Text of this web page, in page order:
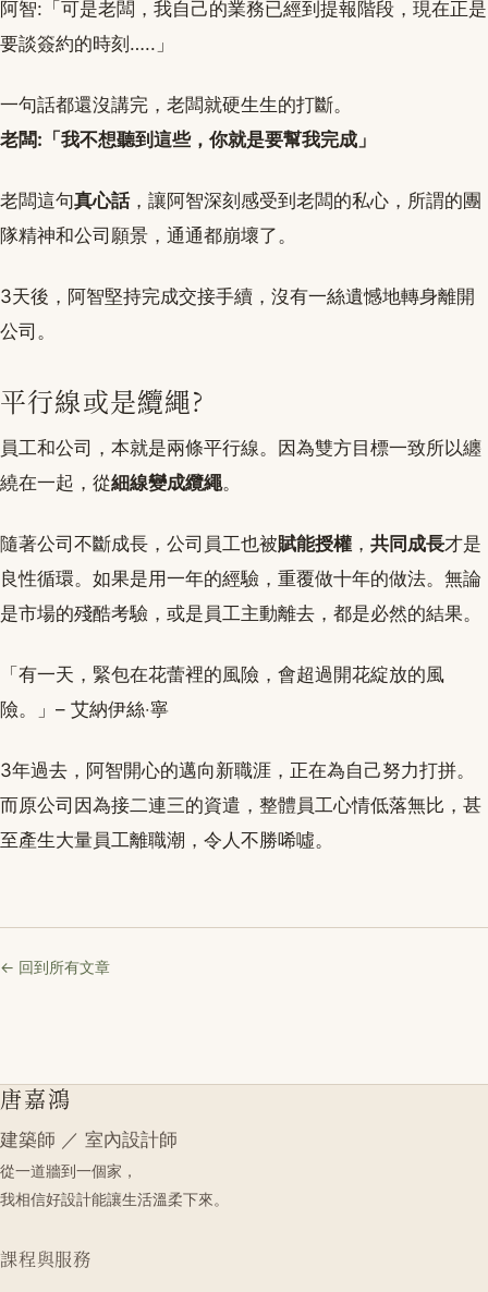
阿智:「可是老闆，我自己的業務已經到提報階段，現在正是
要談簽約的時刻…..」
一句話都還沒講完，老闆就硬生生的打斷。
老闆:「我不想聽到這些，你就是要幫我完成」
老闆這句真心話，讓阿智深刻感受到老闆的私心，所謂的團
隊精神和公司願景，通通都崩壞了。
3天後，阿智堅持完成交接手續，沒有一絲遺憾地轉身離開
公司。
平行線或是纜繩?
員工和公司，本就是兩條平行線。因為雙方目標一致所以纏
繞在一起，從細線變成纜繩。
隨著公司不斷成長，公司員工也被賦能授權 ， 共同成長才是
良性循環。如果是用一年的經驗，重覆做十年的做法。無論
是市場的殘酷考驗，或是員工主動離去，都是必然的結果。
「有一天，緊包在花蕾裡的風險，會超過開花綻放的風
險。」– 艾納伊絲‧寧
3年過去，阿智開心的邁向新職涯，正在為自己努力打拼。
而原公司因為接二連三的資遣，整體員工心情低落無比，甚
至產生大量員工離職潮，令人不勝唏噓。
← 回到所有文章
唐嘉鴻
建築師 ／ 室內設計師
從一道牆到一個家，
我相信好設計能讓生活溫柔下來。
課程與服務